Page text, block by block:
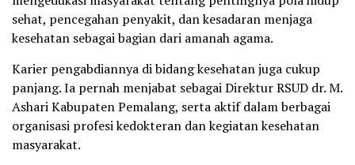
sehat, pencegahan penyakit, dan kesadaran menjaga
kesehatan sebagai bagian dari amanah agama.
Karier pengabdiannya di bidang kesehatan juga cukup
panjang. Ia pernah menjabat sebagai Direktur RSUD dr. M.
Ashari Kabupaten Pemalang, serta aktif dalam berbagai
organisasi profesi kedokteran dan kegiatan kesehatan
masyarakat.